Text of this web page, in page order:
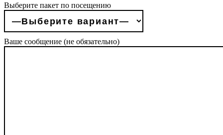
Выберите пакет по посещению
Ваше сообщение (не обязательно)